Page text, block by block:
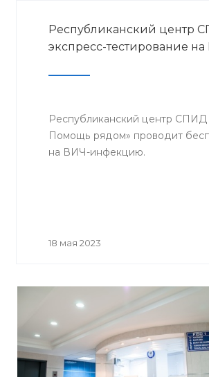
Республиканский центр
экспресс-тестирование
Республиканский центр СПИД
Помощь рядом» проводит
на ВИЧ-инфекцию.
18 мая 2023